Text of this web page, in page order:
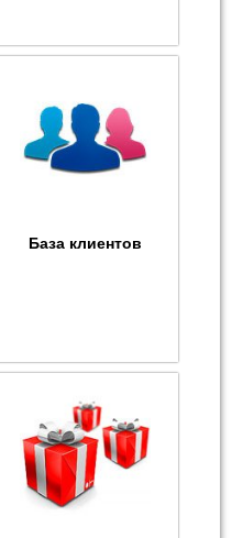
База клиентов